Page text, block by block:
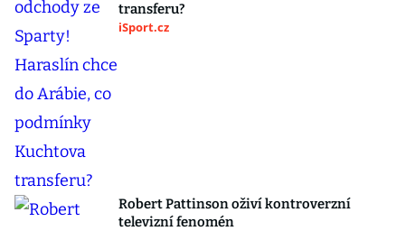
transferu?
iSport.cz
Robert Pattinson oživí kontroverzní
televizní fenomén